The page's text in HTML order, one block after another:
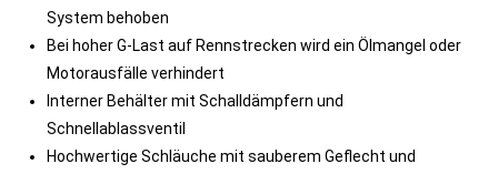
System behoben
Bei hoher G-Last auf Rennstrecken wird ein Ölmangel oder
Motorausfälle verhindert
Interner Behälter mit Schalldämpfern und
Schnellablassventil
Hochwertige Schläuche mit sauberem Geflecht und